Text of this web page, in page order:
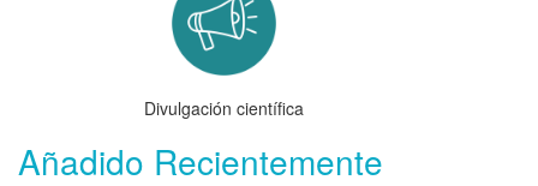
Divulgación científica
Añadido Recientemente